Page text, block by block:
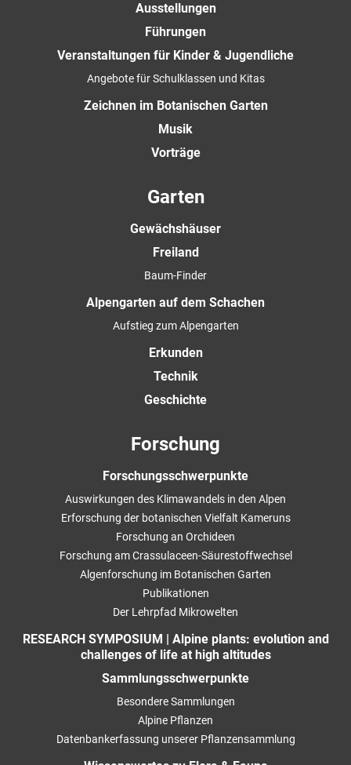
Ausstellungen
Führungen
Veranstaltungen für Kinder & Jugendliche
Angebote für Schulklassen und Kitas
Zeichnen im Botanischen Garten
Musik
Vorträge
Garten
Gewächshäuser
Freiland
Baum-Finder
Alpengarten auf dem Schachen
Aufstieg zum Alpengarten
Erkunden
Technik
Geschichte
Forschung
Forschungsschwerpunkte
Auswirkungen des Klimawandels in den Alpen
Erforschung der botanischen Vielfalt Kameruns
Forschung an Orchideen
Forschung am Crassulaceen-Säurestoffwechsel
Algenforschung im Botanischen Garten
Publikationen
Der Lehrpfad Mikrowelten
RESEARCH SYMPOSIUM | Alpine plants: evolution and
challenges of life at high altitudes
Sammlungsschwerpunkte
Besondere Sammlungen
Alpine Pflanzen
Datenbankerfassung unserer Pflanzensammlung